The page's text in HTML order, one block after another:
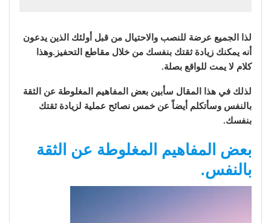
لذا الجميع عرضة للنصب والاحتيال من قبل أولئك الذين يدعون
أنه يمكنك زيادة ثقتك بنفسك من خلال مقاطع التحفيز.وهذا
كلام لا يمت للواقع بصلة.
لذلك في هذا المقال سأبين بعض المفاهيم المغلوطة عن الثقة
بالنفس وسأتكلم أيضاً عن خمس نصائح عملية لزيادة ثقتك
بنفسك.
بعض المفاهيم المغلوطة عن الثقة
بالنفس.